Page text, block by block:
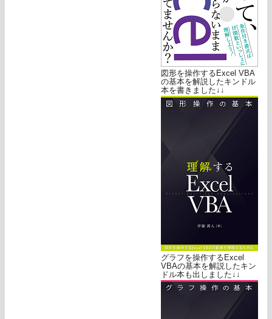
図形を操作するExcel VBA
の基本を解説したキンドル
本を書きました↓↓
グラフを操作するExcel
VBAの基本を解説したキン
ドル本も出しました↓↓